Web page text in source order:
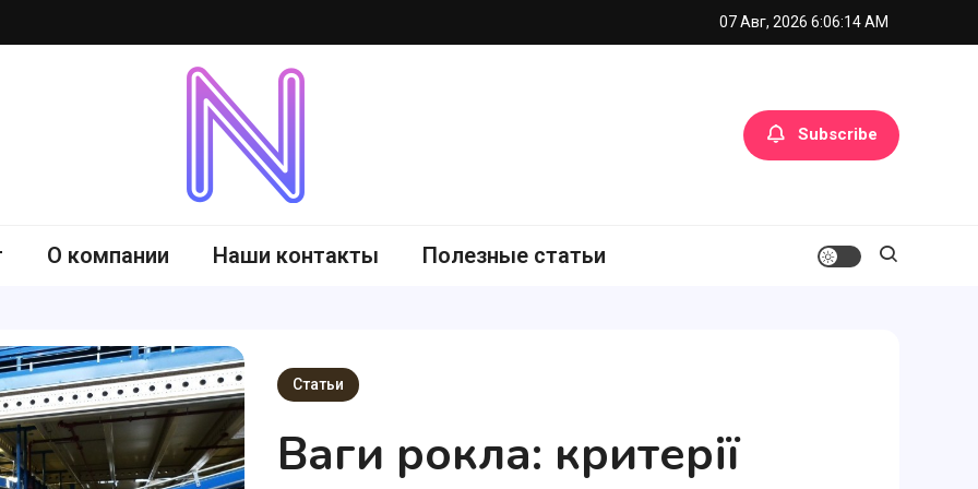
07 Авг, 2026 6:06:16 AM
Subscribe
О компании Наши контакты Полезные статьи
Статьи
Ваги рокла: критерії